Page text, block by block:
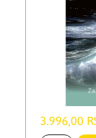
3.996,00